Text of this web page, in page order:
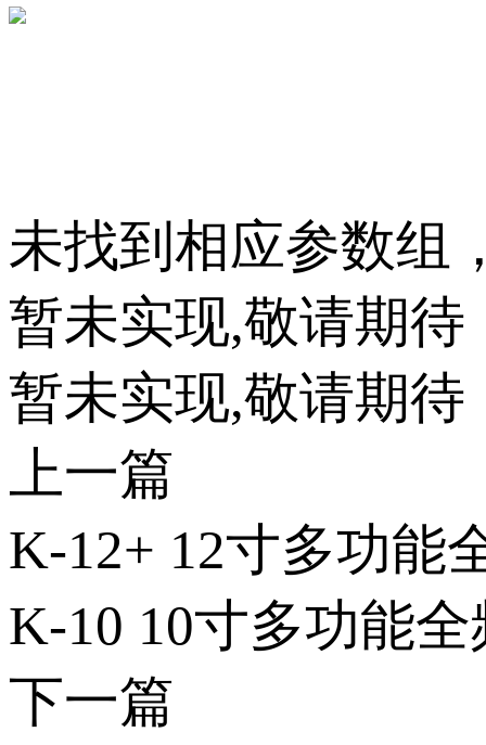
未找到相应参数组
暂未实现,敬请期待
暂未实现,敬请期待
上一篇
K-12+ 12寸多功能
K-10 10寸多功能
下一篇